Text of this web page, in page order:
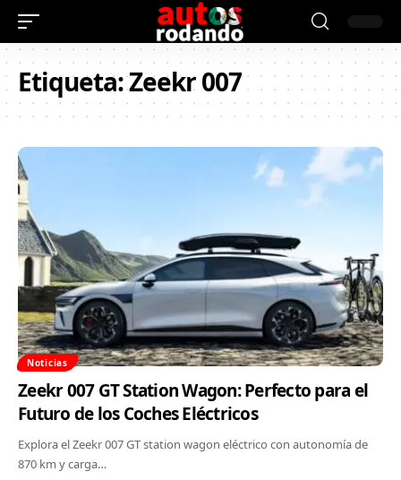
Etiqueta:Zeekr 007
Noticias
Zeekr 007 GT Station Wagon: Perfecto para el
Futuro de los Coches Eléctricos
Explora el Zeekr 007 GT station wagon eléctrico con autonomía de
870 km y carga…